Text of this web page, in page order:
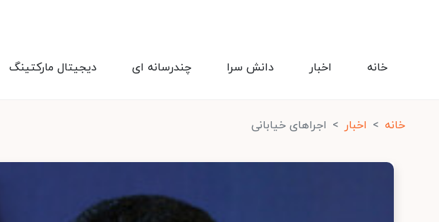
دیجیتال مارکتینگ چندرسانه ای دانش سرا اخبار خانه
خانه اخبار اجراهای خیابانی